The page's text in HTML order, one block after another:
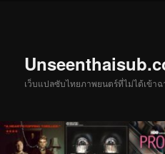
เว็บแปลซับไทยภาพยนตร์ที่ไม่ได้เข้าฉ